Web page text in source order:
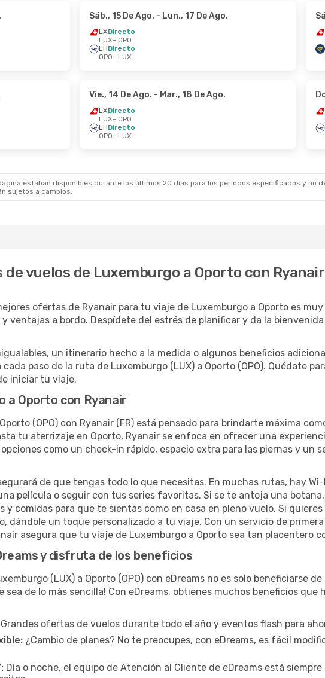
Sáb., 15 De Ago. - Lun., 17 De Ago.
LXDirecto
LUX- OPO
LHDirecto
OPO- LUX
Vie., 14 De Ago. - Mar., 18 De Ago.
LXDirecto
LUX- OPO
LHDirecto
OPO- LUX
estaban disponibles durante los últimos 20 días para los periodos especificados y no
sujetos a cambios.
vuelos de Luxemburgo a Oporto con Ryanair
ofertas de Ryanair para tu viaje de Luxemburgo a Oporto es
ventajas a bordo. Despídete del estrés de planificar y da la
un itinerario hecho a la medida o algunos beneficios
paso de la ruta de Luxemburgo (LUX) a Oporto (OPO). Quédate
iniciar tu viaje.
a Oporto con Ryanair
(OPO) con Ryanair (FR) está pensado para brindarte máxima
tu aterrizaje en Oporto, Ryanair se enfoca en ofrecer una
como un check-in rápido, espacio extra para las piernas y un
de que tengas todo lo que necesitas. En muchas rutas, hay
película o seguir con tus series favoritas. Si se te antoja una
y comidas para que te sientas como en casa en pleno vuelo. Si
dándole un toque personalizado a tu viaje. Con un servicio de
asegura que tu viaje de Luxemburgo a Oporto sea tan placentero
y disfruta de los beneficios
(LUX) a Oporto (OPO) con eDreams no es solo beneficiarse
de lo más sencilla! Con eDreams, obtienes muchos beneficios que
Grandes ofertas de vuelos durante todo el año y eventos flash para
¿Cambio de planes? No te preocupes, con eDreams, es fácil
Día o noche, el equipo de Atención al Cliente de eDreams está